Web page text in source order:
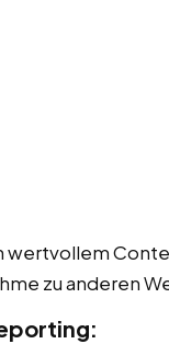
wertvollem
zu anderen